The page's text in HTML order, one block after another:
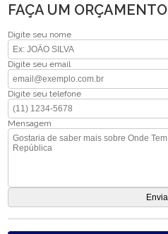
FAÇA UM ORÇAMENTO
Digite seu nome
Digite seu email
Digite seu telefone
Mensagem